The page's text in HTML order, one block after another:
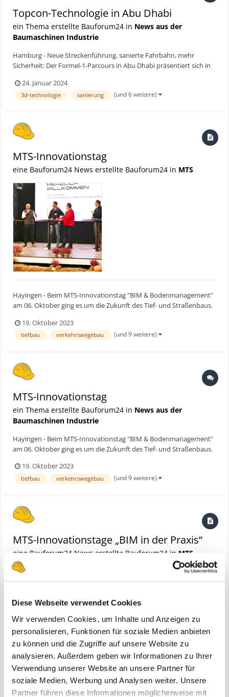
Diese Webseite verwendet Cookies
Wir verwenden Cookies, um Inhalte und Anzeigen zu
personalisieren, Funktionen für soziale Medien anbieten
zu können und die Zugriffe auf unsere Website zu
analysieren. Außerdem geben wir Informationen zu Ihrer
Verwendung unserer Website an unsere Partner für
soziale Medien, Werbung und Analysen weiter. Unsere
Partner führen diese Informationen möglicherweise mit
Topcon-Technologie in Abu Dhabi
ein Thema erstellte Bauforum24 in News aus der
Baumaschinen Industrie
Hamburg - Neue Streckenführung, sanierte Fahrbahn, mehr
Sicherheit: Der Formel-1-Parcours in Abu Dhabi präsentiert sich in
Tagen effizient mit der 3D-Technologie von Topcon umgesetzt.
Bauforum24 Artikel (24.08.2023): Topcon Technol...
24. Januar 2024
3d-technologie sanierung (und 6 weitere)
MTS-Innovationstag
eine Bauforum24 News erstellte Bauforum24 in MTS
Hayingen - Beim MTS-Innovationstag "BIM & Bodenmanagement"
am 06. Oktober ging es um die Zukunft des Tief- und Straßenbaus.
Lösungen aufzuzeigen, mit denen sich Bauabläufe optimieren,
Kosten reduzieren und Ressourcen einsparen lassen. Bauf...
19. Oktober 2023
tiefbau verkehrswegebau (und 9 weitere)
MTS-Innovationstag
ein Thema erstellte Bauforum24 in News aus der
Baumaschinen Industrie
Hayingen - Beim MTS-Innovationstag "BIM & Bodenmanagement"
am 06. Oktober ging es um die Zukunft des Tief- und Straßenbaus.
Lösungen aufzuzeigen, mit denen sich Bauabläufe optimieren,
Kosten reduzieren und Ressourcen einsparen lassen. Bauf...
19. Oktober 2023
tiefbau verkehrswegebau (und 9 weitere)
MTS-Innovationstage „BIM in der Praxis“
eine Bauforum24 News erstellte Bauforum24 in MTS
Hayingen, 31.05.2022 - Die MTS-Innovationstage „BIM in der Praxis“
gehen am 23. und 24.06.2022 zum dritten Mal an den Start.